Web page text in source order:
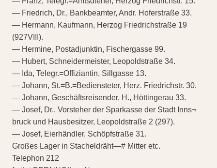
— Friedrich, Dr., Bankbeamter, Andr. Hoferstraße 33.
— Hermann, Kaufmann, Herzog Friedrichstraße 19
(927VIII).
— Hermine, Postadjunktin, Fischergasse 99.
— Hubert, Schneidermeister, Leopoldstraße 34.
— Ida, Telegr.=Offiziantin, Sillgasse 13.
— Johann, St.=B.=Bediensteter, Herz. Friedrichstr. 30.
— Johann, Geschäftsreisender, H., Höttingerau 33.
— Josef, Dr., Vorsteher der Sparkasse der Stadt Inns¬
bruck und Hausbesitzer, Leopoldstraße 2 (297).
— Josef, Eierhändler, Schöpfstraße 31.
Großes Lager in Stacheldräht—# Mitter etc.
Telephon 212